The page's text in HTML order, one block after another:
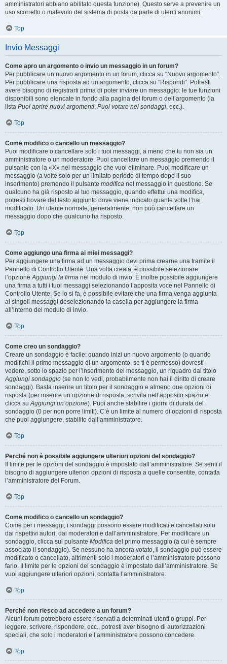
amministratori abbiano abilitato questa funzione). Questo serve a prevenire un
uso scorretto o malevolo del sistema di posta da parte di utenti anonimi.
Top
Invio Messaggi
Come apro un argomento o invio un messaggio in un forum?
Per pubblicare un nuovo argomento in un forum, clicca su “Nuovo argomento”.
Per pubblicare una risposta ad un argomento, clicca su “Rispondi”. Potresti
avere bisogno di registrarti prima di poter inviare un messaggio: le tue funzioni
disponibili sono elencate in fondo alla pagina del forum o dell’argomento (la
lista Puoi aprire nuovi argomenti, Puoi votare nei sondaggi, ecc.).
Top
Come modifico o cancello un messaggio?
Puoi modificare o cancellare solo i tuoi messaggi, a meno che tu non sia un
amministratore o un moderatore. Puoi cancellare un messaggio premendo il
pulsante con la «X» nel messaggio che vuoi eliminare. Puoi modificare un
messaggio (a volte solo per un limitato periodo di tempo dopo il suo
inserimento) premendo il pulsante modifica nel messaggio in questione. Se
qualcuno ha già risposto al tuo messaggio, quando effettui una modifica,
potresti trovare del testo aggiunto dove viene indicato quante volte l’hai
modificato. Un utente normale, generalmente, non può cancellare un
messaggio dopo che qualcuno ha risposto.
Top
Come aggiungo una firma ai miei messaggi?
Per aggiungere una firma ad un messaggio devi prima crearne una tramite il
Pannello di Controllo Utente. Una volta creata, è possibile selezionare
l’opzioneAggiungi la firma nel modulo di invio. È inoltre possibile aggiungere
una firma a tutti i tuoi messaggi selezionando l’apposita voce nel Pannello di
Controllo Utente. Se lo si fa, è possibile evitare che una firma venga aggiunta
ai singoli messaggi deselezionando la casella per aggiungere la firma
all’interno del modulo di invio.
Top
Come creo un sondaggio?
Creare un sondaggio è facile: quando inizi un nuovo argomento (o quando
modifichi il primo messaggio di un argomento, se ti è permesso) dovresti
vedere, sotto lo spazio per l’inserimento del messaggio, un riquadro dal titolo
Aggiungi sondaggio (se non lo vedi, probabilmente non hai il diritto di creare
sondaggi). Basta inserire un titolo per il sondaggio e almeno due opzioni di
risposta (per inserire un’opzione di risposta, scrivila nell’apposito spazio e
clicca suAggiungi un’opzione). Puoi anche stabilire i giorni di durata del
sondaggio (0 per non porre limiti). C’è un limite al numero di opzioni di risposta
che puoi aggiungere, stabilito dall’amministratore.
Top
Perché non è possibile aggiungere ulteriori opzioni del sondaggio?
Il limite per le opzioni del sondaggio è impostato dall’amministratore. Se senti il
bisogno di aggiungere ulteriori opzioni di risposta a quelle consentite, contatta
l’amministratore del Forum.
Top
Come modifico o cancello un sondaggio?
Come per i messaggi, i sondaggi possono essere modificati e cancellati solo
dai rispettivi autori, dai moderatori e dall’amministratore. Per modificare un
sondaggio, clicca sul pulsante Modifica del primo messaggio (a cui è sempre
associato il sondaggio). Se nessuno ha ancora votato, il sondaggio può essere
modificato o cancellato, altrimenti solo i moderatori e l’amministratore possono
farlo. Il limite per le opzioni del sondaggio è impostato dall’amministratore. Se
vuoi aggiungere ulteriori opzioni, contatta l’amministratore.
Top
Perché non riesco ad accedere a un forum?
Alcuni forum potrebbero essere riservati a determinati utenti o gruppi. Per
leggere, scrivere, rispondere, ecc., potresti aver bisogno di autorizzazioni
speciali, che solo i moderatori e l’amministratore possono concedere.
Top